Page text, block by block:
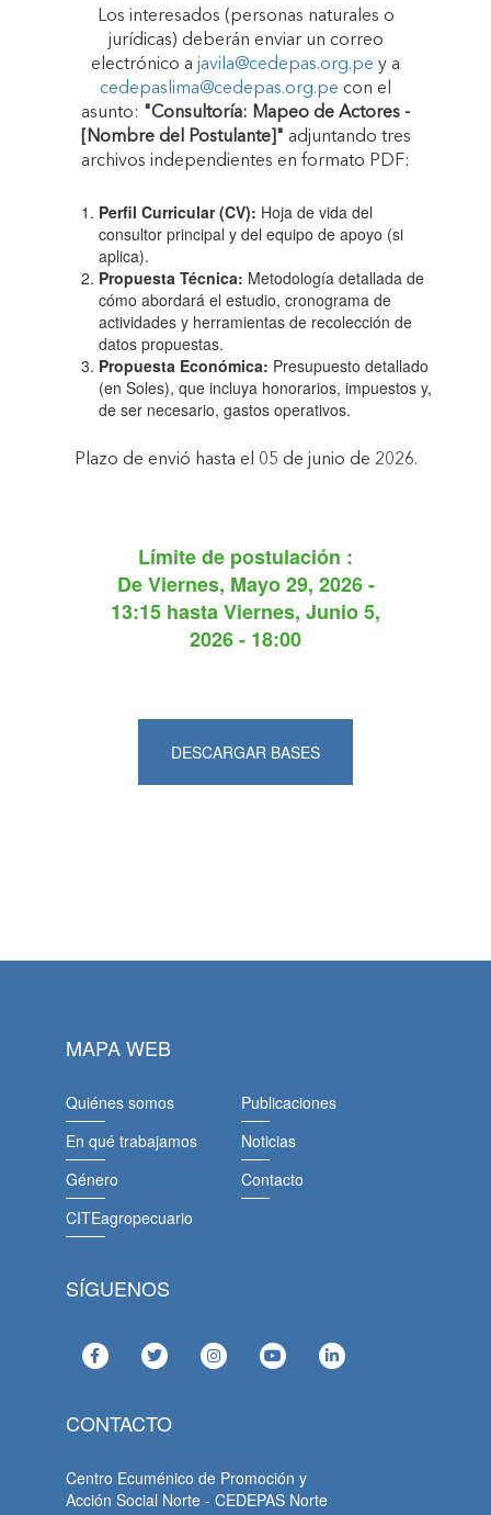
Los interesados (personas naturales o
jurídicas) deberán enviar un correo
electrónico a javila@cedepas.org.pe y a
cedepaslima@cedepas.org.pe con el
asunto: "Consultoría: Mapeo de Actores -
[Nombre del Postulante]" adjuntando tres
archivos independientes en formato PDF:
Perfil Curricular (CV): Hoja de vida del
consultor principal y del equipo de apoyo (si
aplica).
Propuesta Técnica: Metodología detallada de
cómo abordará el estudio, cronograma de
actividades y herramientas de recolección de
datos propuestas.
Propuesta Económica: Presupuesto detallado
(en Soles), que incluya honorarios, impuestos y,
de ser necesario, gastos operativos.
Plazo de envió hasta el 05 de junio de 2026.
Límite de postulación :
DeViernes, Mayo 29, 2026 -
13:15 hastaViernes, Junio 5,
2026 - 18:00
DESCARGAR BASES
MAPA WEB
Quiénes somos
En qué trabajamos
Género
CITEagropecuario
Publicaciones
Noticias
Contacto
SÍGUENOS
CONTACTO
Centro Ecuménico de Promoción y
Acción Social Norte - CEDEPAS Norte